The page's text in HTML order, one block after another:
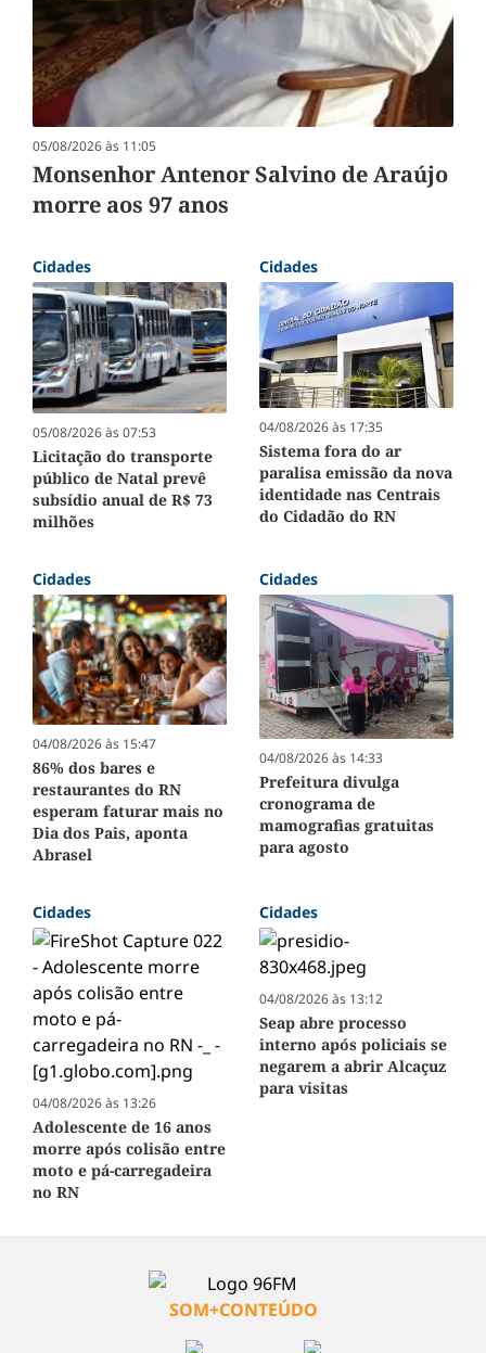
05/08/2026 às 11:05
Monsenhor Antenor Salvino de Araújo
morre aos 97 anos
Cidades
05/08/2026 às 07:53
Licitação do transporte
público de Natal prevê
subsídio anual de R$ 73
milhões
Cidades
04/08/2026 às 17:35
Sistema fora do ar
paralisa emissão da nova
identidade nas Centrais
do Cidadão do RN
Cidades
04/08/2026 às 15:47
86% dos bares e
restaurantes do RN
esperam faturar mais no
Dia dos Pais, aponta
Abrasel
Cidades
04/08/2026 às 14:33
Prefeitura divulga
cronograma de
mamografias gratuitas
para agosto
Cidades
04/08/2026 às 13:26
Adolescente de 16 anos
morre após colisão entre
moto e pá-carregadeira
no RN
Cidades
04/08/2026 às 13:12
Seap abre processo
interno após policiais se
negarem a abrir Alcaçuz
para visitas
SOM+CONTEÚDO